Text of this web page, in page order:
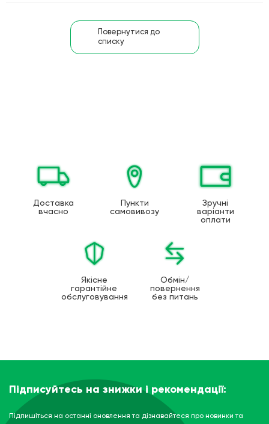
Повернутися до
списку
Доставка
вчасно
Пункти
самовивозу
Зручні
варіанти
оплати
Якісне
гарантійне
обслуговування
Обмін/
повернення
без питань
Підписуйтесь на знижки і рекомендації:
Підпишіться на останні оновлення та дізнавайтеся про новинки та